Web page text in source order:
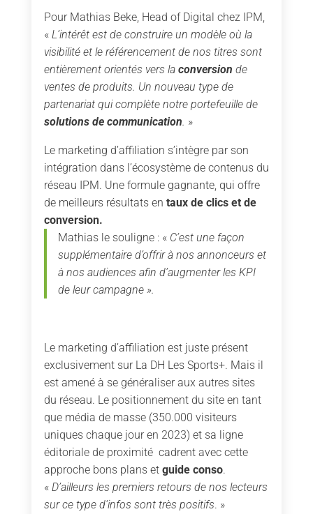
Pour Mathias Beke, Head of Digital chez IPM,
« L’intérêt est de construire un modèle où la
visibilité et le référencement de nos titres sont
entièrement orientés vers la conversion de
ventes de produits. Un nouveau type de
partenariat qui complète notre portefeuille de
solutions de communication. »
Le marketing d’affiliation s’intègre par son
intégration dans l’écosystème de contenus du
réseau IPM. Une formule gagnante, qui offre
de meilleurs résultats en taux de clics et de
conversion.
Mathias le souligne : « C’est une façon
supplémentaire d’offrir à nos annonceurs et
à nos audiences afin d’augmenter les KPI
de leur campagne ».
Le marketing d’affiliation est juste présent
exclusivement sur La DH Les Sports+. Mais il
est amené à se généraliser aux autres sites
du réseau. Le positionnement du site en tant
que média de masse (350.000 visiteurs
uniques chaque jour en 2023) et sa ligne
éditoriale de proximité cadrent avec cette
approche bons plans et guide conso.
« D’ailleurs les premiers retours de nos lecteurs
sur ce type d’infos sont très positifs. »